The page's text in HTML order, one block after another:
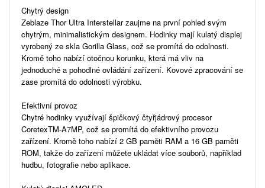
Chytrý design
Zeblaze Thor Ultra Interstellar zaujme na první pohled svým
chytrým, minimalistickým designem. Hodinky mají kulatý displej
vyrobený ze skla Gorilla Glass, což se promítá do odolnosti.
Kromě toho nabízí otočnou korunku, která má vliv na
jednoduché a pohodlné ovládání zařízení. Kovové zpracování se
zase promítá do odolnosti výrobku.
Efektivní provoz
Chytré hodinky využívají špičkový čtyřjádrový procesor
CoretexTM-A7MP, což se promítá do efektivního provozu
zařízení. Kromě toho nabízí 2 GB paměti RAM a 16 GB paměti
ROM, takže do zařízení můžete ukládat více souborů, například
hudbu, fotografie nebo aplikace.